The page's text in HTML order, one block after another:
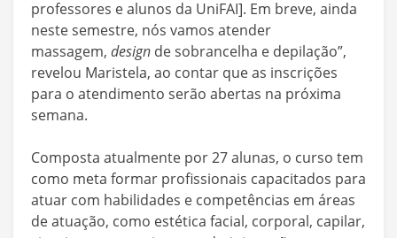
professores e alunos da UniFAI]. Em breve, ainda
neste semestre, nós vamos atender
massagem, design de sobrancelha e depilação”,
revelou Maristela, ao contar que as inscrições
para o atendimento serão abertas na próxima
semana.
Composta atualmente por 27 alunas, o curso tem
como meta formar profissionais capacitados para
atuar com habilidades e competências em áreas
de atuação, como estética facial, corporal, capilar,